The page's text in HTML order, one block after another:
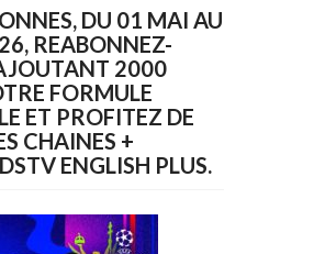
DU 01 MAI AU
REABONNEZ-
2000
FORMULE
ET PROFITEZ DE
CHAINES +
ENGLISH PLUS.